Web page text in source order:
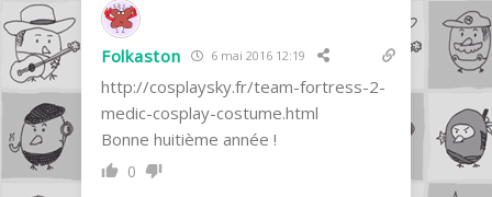
Folkaston 6 mai 2016 12:19
http://cosplaysky.fr/team-fortress-2-
medic-cosplay-costume.html
Bonne huitième année !
0